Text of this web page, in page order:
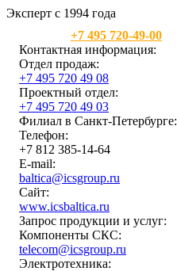
Эксперт с 1994 года
+7 495 720-49-00
Контактная информация:
Отдел продаж:
+7 495 720 49 08
Проектный отдел:
+7 495 720 49 03
Филиал в Санкт-Петербурге:
Телефон:
+7 812 385-14-64
E-mail:
baltica@icsgroup.ru
Сайт:
www.icsbaltica.ru
Запрос продукции и услуг:
Компоненты СКС:
telecom@icsgroup.ru
Электротехника: